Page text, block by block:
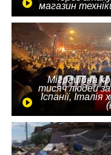
магазин
Міграційна
тисяч людей
Іспанії,